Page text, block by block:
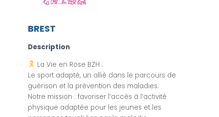
BREST
Description
La Vie en Rose BZH :
Le sport adapté, un allié dans le parcours de
guérison et la prévention des maladies.
Notre mission : favoriser l’accès à l’activité
physique adaptée pour les jeunes et les